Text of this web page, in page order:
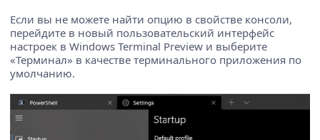
Если вы не можете найти опцию в свойстве консоли,
перейдите в новый пользовательский интерфейс
настроек в Windows Terminal Preview и выберите
«Терминал» в качестве терминального приложения по
умолчанию.